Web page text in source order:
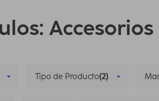
Tipo de Producto(2)